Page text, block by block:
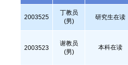
2003525
丁教员
(男)
研究生在读
2003523
谢教员
(男)
本科在读